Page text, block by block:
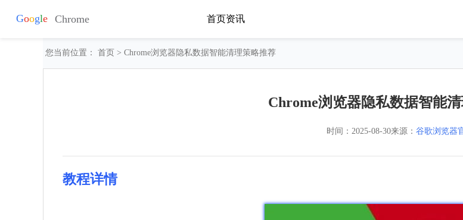
首页资讯
您当前位置： 首页 > Chrome浏览器隐私数据智能清理策略推荐
Chrome浏览器隐私数据智能
时间： 2025-08-30来源： 谷歌浏览器
教程详情